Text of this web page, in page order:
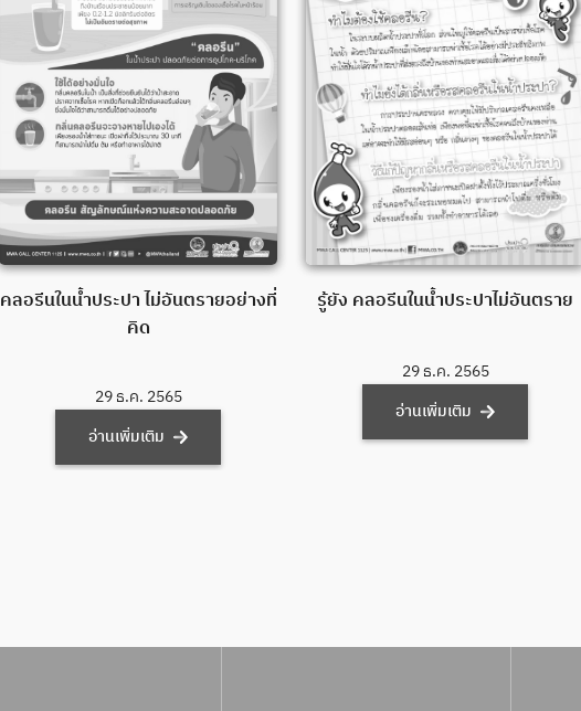
คลอรีนในน้ำประปา ไม่อันตรายอย่างที่
คิด
29 ธ.ค. 2565
อ่านเพิ่มเติม
รู้ยัง คลอรีนในน้ำประปาไม่อันตราย
29 ธ.ค. 2565
อ่านเพิ่มเติม